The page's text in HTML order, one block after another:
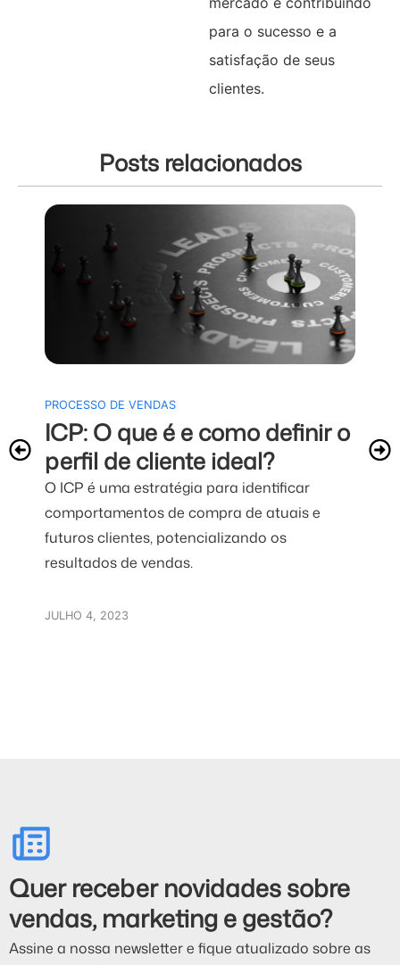
para o sucesso e a
satisfação de seus
clientes.
Posts relacionados
PROCESSO DE VENDAS
ICP: O que é e como definir o
perfil de cliente ideal?
O ICP é uma estratégia para identificar
comportamentos de compra de atuais e
futuros clientes, potencializando os
resultados de vendas.
JULHO 4, 2023
Quer receber novidades sobre
vendas, marketing e gestão?
Assine a nossa newsletter e fique atualizado sobre as